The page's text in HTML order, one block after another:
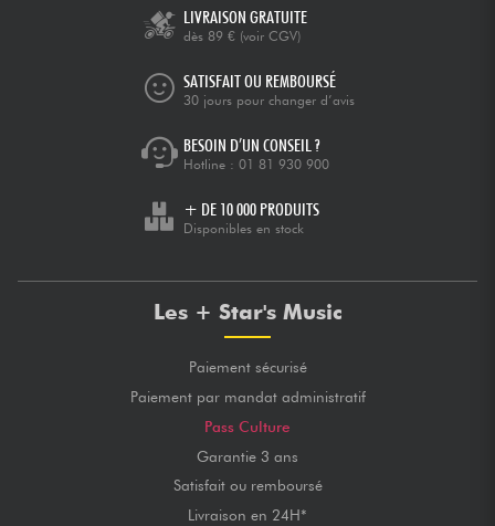
LIVRAISON GRATUITE
dès 89 € (voir CGV)
SATISFAIT OU REMBOURSÉ
30 jours pour changer d’avis
BESOIN D’UN CONSEIL ?
Hotline : 01 81 930 900
+ DE 10 000 PRODUITS
Disponibles en stock
Les + Star's Music
Paiement sécurisé
Paiement par mandat administratif
Pass Culture
Garantie 3 ans
Satisfait ou remboursé
Livraison en 24H*